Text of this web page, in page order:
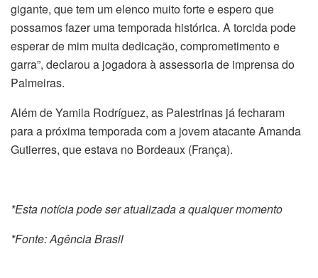
gigante, que tem um elenco muito forte e espero que
possamos fazer uma temporada histórica. A torcida pode
esperar de mim muita dedicação, comprometimento e
garra”, declarou a jogadora à assessoria de imprensa do
Palmeiras.
Além de Yamila Rodríguez, as Palestrinas já fecharam
para a próxima temporada com a jovem atacante Amanda
Gutierres, que estava no Bordeaux (França).
*Esta notícia pode ser atualizada a qualquer momento
*Fonte: Agência Brasil